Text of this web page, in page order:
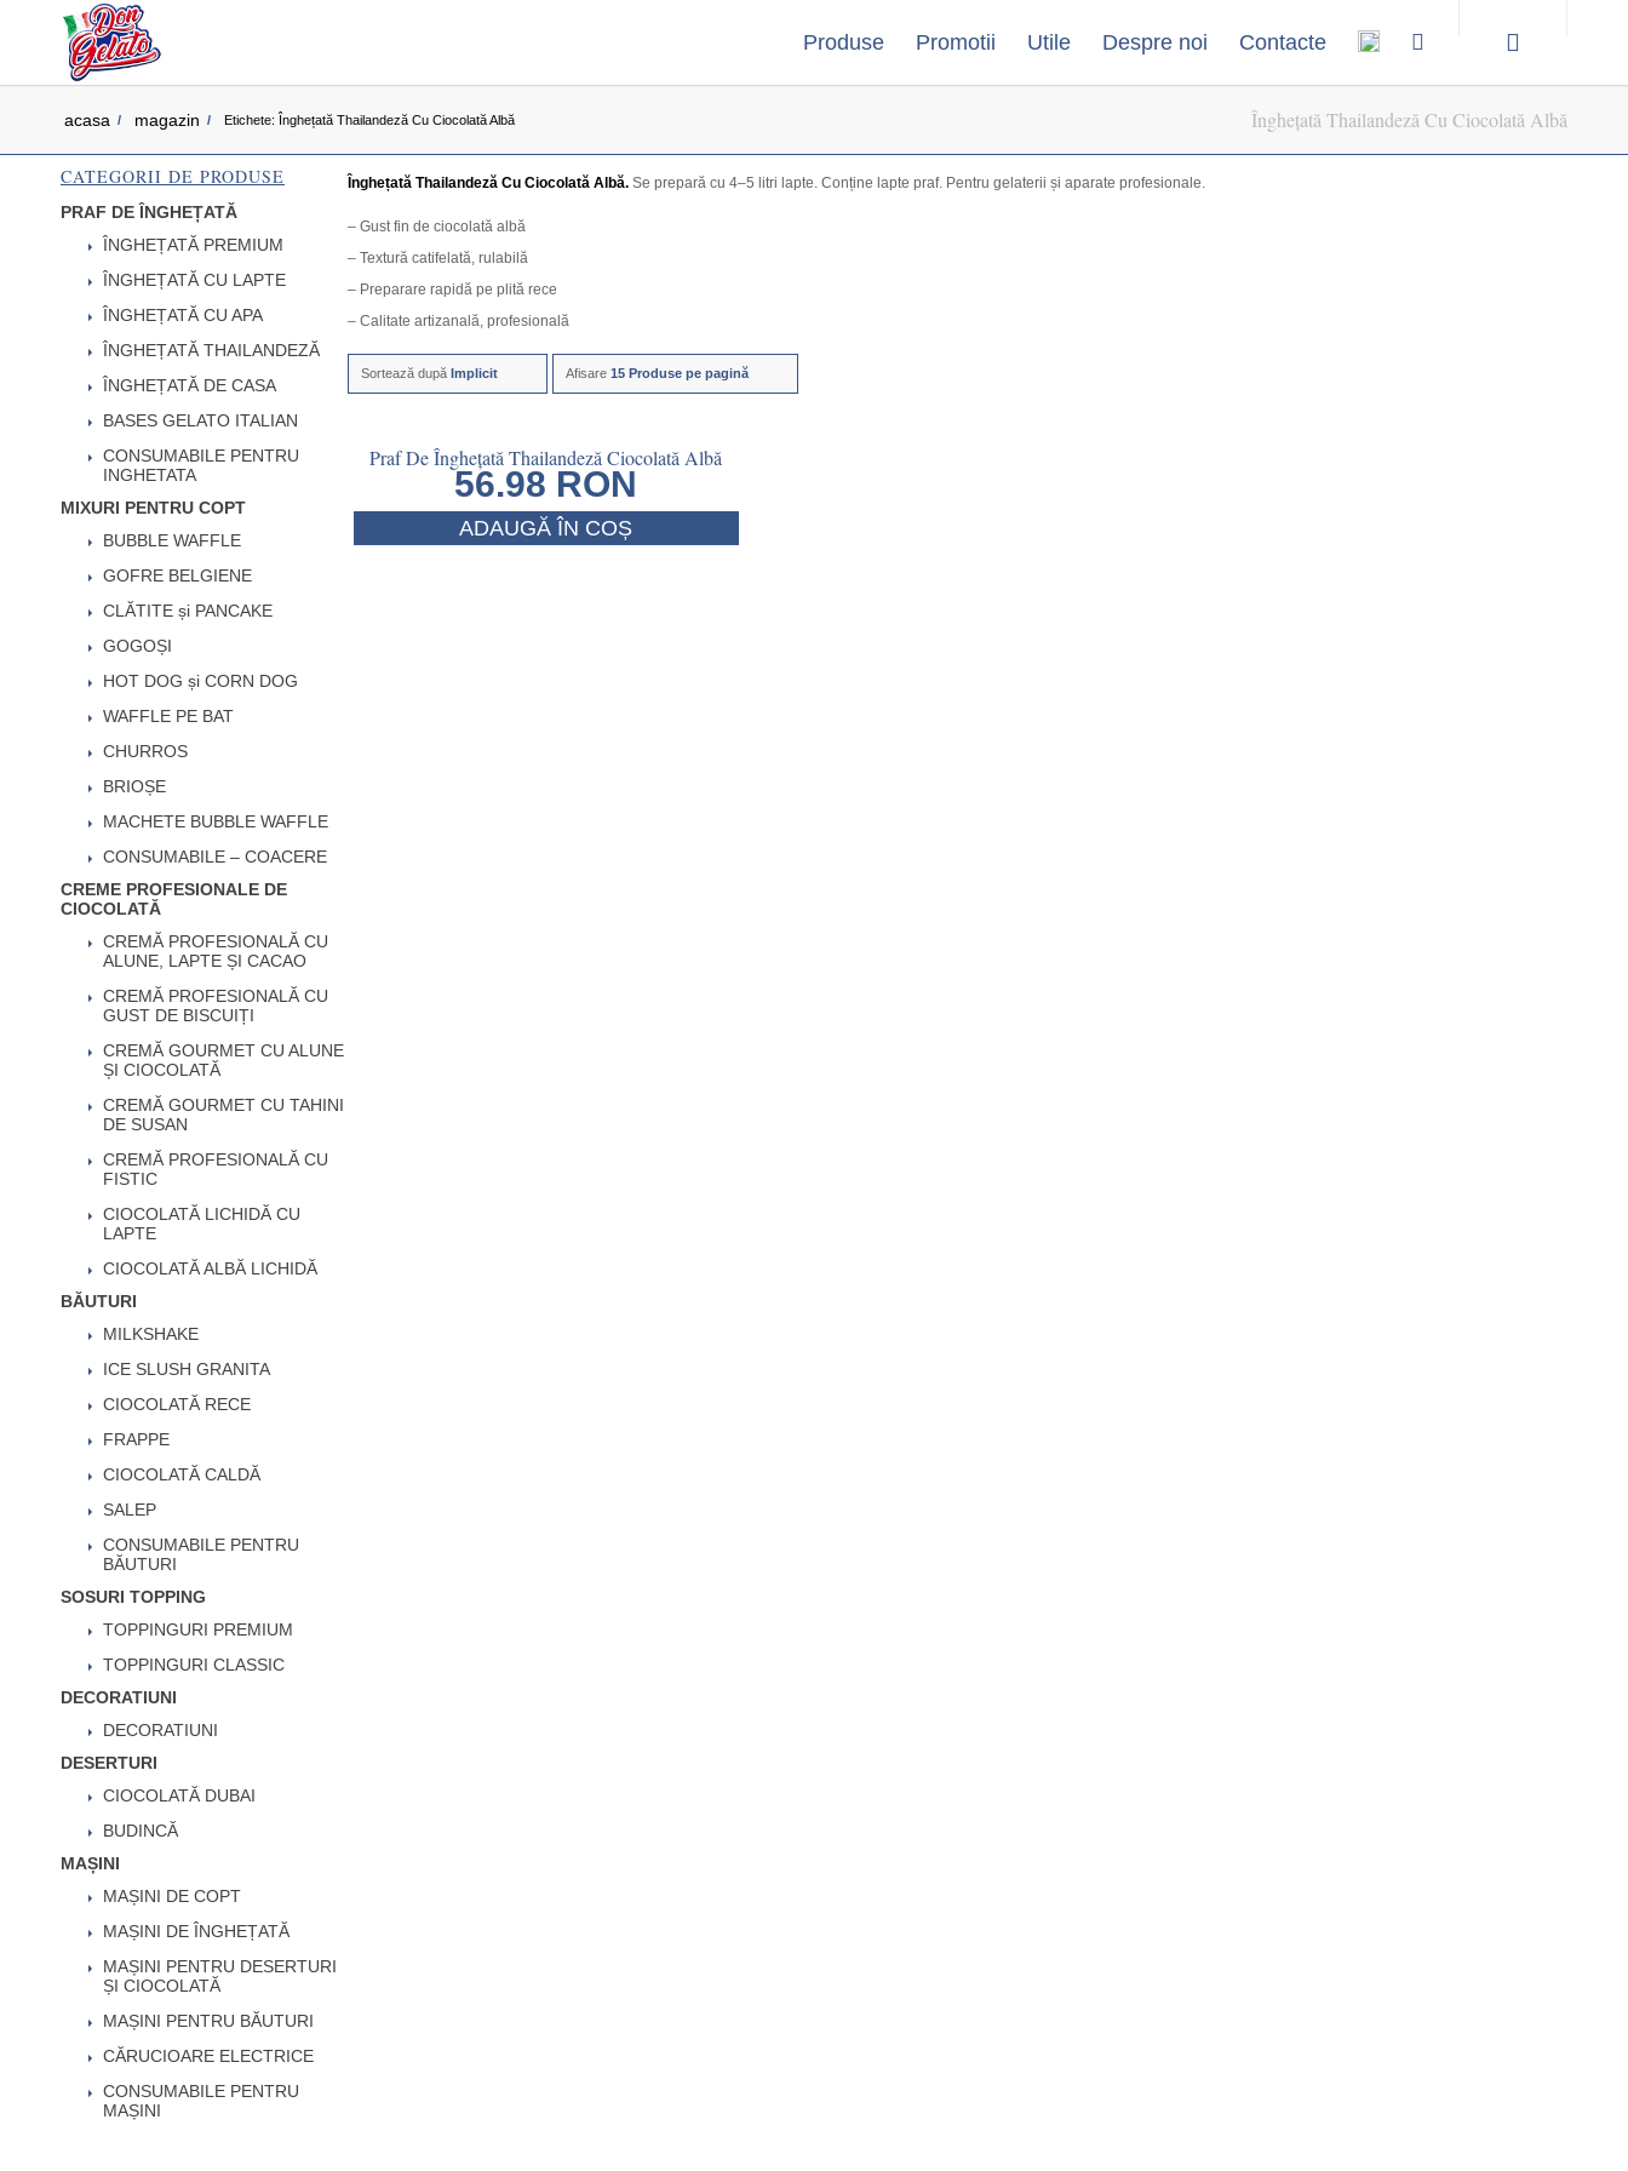
Produse Promotii Utile Despre noi Contacte
Înghețată Thailandeză Cu Ciocolată Albă
acasa / magazin / Etichete: Înghețată Thailandeză Cu Ciocolată Albă
Înghețată Thailandeză Cu Ciocolată Albă.Se prepară cu 4–5 litri lapte. Conține lapte praf. Pentru gelaterii și aparate profesionale.
– Gust fin de ciocolată albă
– Textură catifelată, rulabilă
– Preparare rapidă pe plită rece
– Calitate artizanală, profesională
Sortează după Implicit Afisare 15 Produse pe pagină
Praf De Înghețată Thailandeză Ciocolată Albă
56.98 RON
ADAUGĂ ÎN COȘ
CATEGORII DE PRODUSE
PRAF DE ÎNGHEȚATĂ
ÎNGHEȚATĂ PREMIUM
ÎNGHEȚATĂ CU LAPTE
ÎNGHEȚATĂ CU APA
ÎNGHEȚATĂ THAILANDEZĂ
ÎNGHEȚATĂ DE CASA
BASES GELATO ITALIAN
CONSUMABILE PENTRU
INGHETATA
MIXURI PENTRU COPT
BUBBLE WAFFLE
GOFRE BELGIENE
CLĂTITE și PANCAKE
GOGOȘI
HOT DOG și CORN DOG
WAFFLE PE BAT
CHURROS
BRIOȘE
MACHETE BUBBLE WAFFLE
CONSUMABILE – COACERE
CREME PROFESIONALE DE
CIOCOLATĂ
CREMĂ PROFESIONALĂ CU
ALUNE, LAPTE ȘI CACAO
CREMĂ PROFESIONALĂ CU
GUST DE BISCUIȚI
CREMĂ GOURMET CU ALUNE
ȘI CIOCOLATĂ
CREMĂ GOURMET CU TAHINI
DE SUSAN
CREMĂ PROFESIONALĂ CU
FISTIC
CIOCOLATĂ LICHIDĂ CU
LAPTE
CIOCOLATĂ ALBĂ LICHIDĂ
BĂUTURI
MILKSHAKE
ICE SLUSH GRANITA
CIOCOLATĂ RECE
FRAPPE
CIOCOLATĂ CALDĂ
SALEP
CONSUMABILE PENTRU
BĂUTURI
SOSURI TOPPING
TOPPINGURI PREMIUM
TOPPINGURI CLASSIC
DECORATIUNI
DECORATIUNI
DESERTURI
CIOCOLATĂ DUBAI
BUDINCĂ
MAȘINI
MAȘINI DE COPT
MAȘINI DE ÎNGHEȚATĂ
MAȘINI PENTRU DESERTURI
ȘI CIOCOLATĂ
MAȘINI PENTRU BĂUTURI
CĂRUCIOARE ELECTRICE
CONSUMABILE PENTRU
MAȘINI